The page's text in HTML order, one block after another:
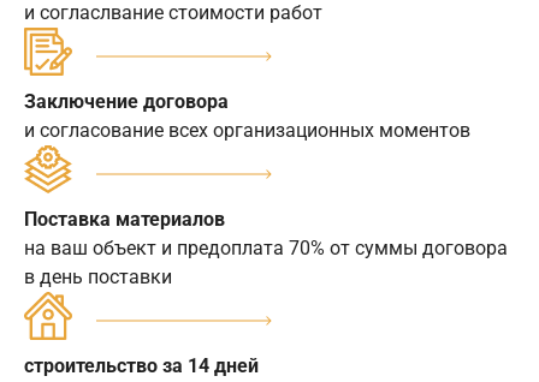
и согласлвание стоимости работ
Заключение договора
и согласование всех организационных моментов
Поставка материалов
на ваш объект и предоплата 70% от суммы договора
в день поставки
строительство за 14 дней